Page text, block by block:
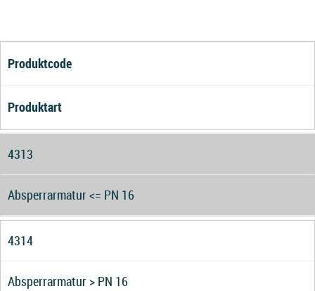
Produktcode
Produktart
4313
Absperrarmatur <= PN 16
4314
Absperrarmatur > PN 16